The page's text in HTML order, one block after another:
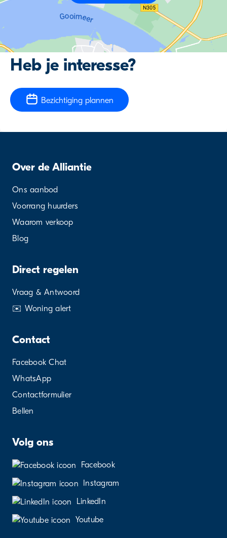
Heb je interesse?
Bezichtiging plannen
Over de Alliantie
Ons aanbod
Voorrang huurders
Waarom verkoop
Blog
Direct regelen
Vraag & Antwoord
✉️ Woning alert
Contact
Facebook Chat
WhatsApp
Contactformulier
Bellen
Volg ons
Facebook
Instagram
LinkedIn
Youtube